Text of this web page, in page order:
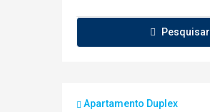
Pesquisar
Apartamento Duplex